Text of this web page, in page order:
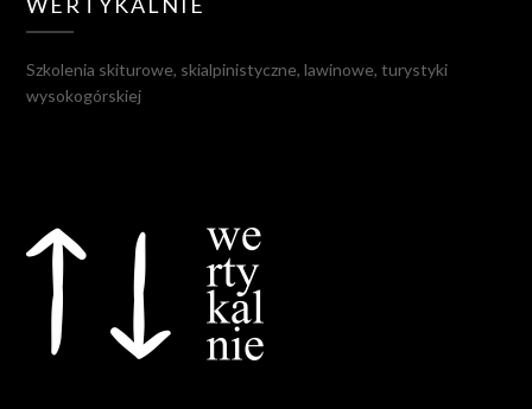
Szkolenia skiturowe, skialpinistyczne, lawinowe, turystyki
wysokogórskiej